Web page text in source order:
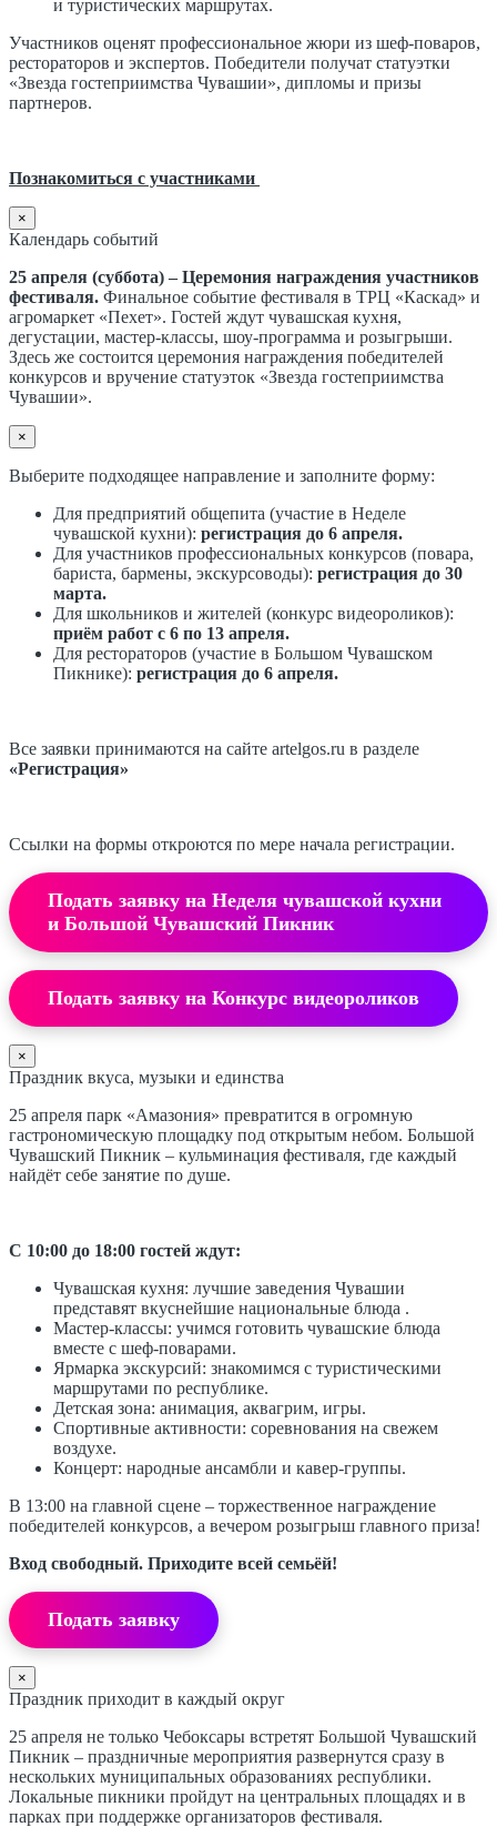
и туристических маршрутах.
Участников оценят профессиональное жюри из шеф-поваров,
рестораторов и экспертов. Победители получат статуэтки
«Звезда гостеприимства Чувашии», дипломы и призы
партнеров.
Познакомиться с участниками
×
Календарь событий
25 апреля (суббота) – Церемония награждения участников
фестиваля. Финальное событие фестиваля в ТРЦ «Каскад» и
агромаркет «Пехет». Гостей ждут чувашская кухня,
дегустации, мастер-классы, шоу-программа и розыгрыши.
Здесь же состоится церемония награждения победителей
конкурсов и вручение статуэток «Звезда гостеприимства
Чувашии».
×
Выберите подходящее направление и заполните форму:
Для предприятий общепита (участие в Неделе
чувашской кухни): регистрация до 6 апреля.
Для участников профессиональных конкурсов (повара,
бариста, бармены, экскурсоводы): регистрация до 30
марта.
Для школьников и жителей (конкурс видеороликов):
приём работ с 6 по 13 апреля.
Для рестораторов (участие в Большом Чувашском
Пикнике): регистрация до 6 апреля.
Все заявки принимаются на сайте artelgos.ru в разделе
«Регистрация»
Ссылки на формы откроются по мере начала регистрации.
Подать заявку на Неделя чувашской кухни
и Большой Чувашский Пикник
Подать заявку на Конкурс видеороликов
×
Праздник вкуса, музыки и единства
25 апреля парк «Амазония» превратится в огромную
гастрономическую площадку под открытым небом. Большой
Чувашский Пикник – кульминация фестиваля, где каждый
найдёт себе занятие по душе.
С 10:00 до 18:00 гостей ждут:
Чувашская кухня: лучшие заведения Чувашии
представят вкуснейшие национальные блюда .
Мастер-классы: учимся готовить чувашские блюда
вместе с шеф-поварами.
Ярмарка экскурсий: знакомимся с туристическими
маршрутами по республике.
Детская зона: анимация, аквагрим, игры.
Спортивные активности: соревнования на свежем
воздухе.
Концерт: народные ансамбли и кавер-группы.
В 13:00 на главной сцене – торжественное награждение
победителей конкурсов, а вечером розыгрыш главного приза!
Вход свободный. Приходите всей семьёй!
Подать заявку
×
Праздник приходит в каждый округ
25 апреля не только Чебоксары встретят Большой Чувашский
Пикник – праздничные мероприятия развернутся сразу в
нескольких муниципальных образованиях республики.
Локальные пикники пройдут на центральных площадях и в
парках при поддержке организаторов фестиваля.